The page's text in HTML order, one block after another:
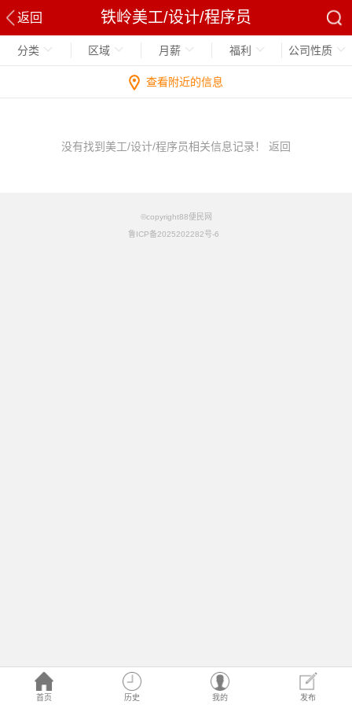
返回 铁岭美工/设计/程序员
首页 历史 我的 发布
分类 区域 月薪 福利 公司性质
查看附近的信息
没有找到美工/设计/程序员相关信息记录！ 返回
©copyright88便民网
鲁ICP备2025202282号-6